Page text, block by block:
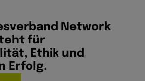
Network
für
Ethik und
Erfolg.